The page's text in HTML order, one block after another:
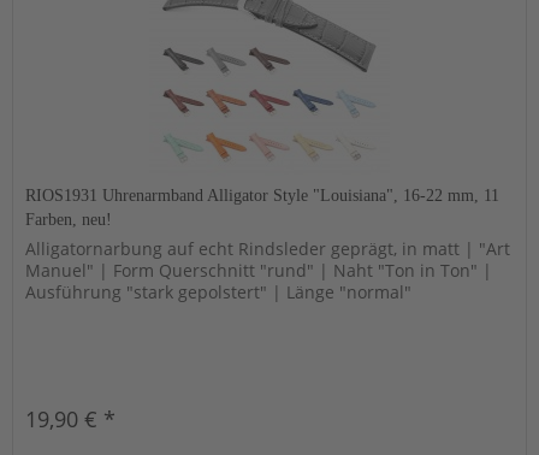
RIOS1931 Uhrenarmband Alligator Style "Louisiana", 16-22 mm, 11
Farben, neu!
Alligatornarbung auf echt Rindsleder geprägt, in matt | "Art
Manuel" | Form Querschnitt "rund" | Naht "Ton in Ton" |
Ausführung "stark gepolstert" | Länge "normal"
19,90 € *